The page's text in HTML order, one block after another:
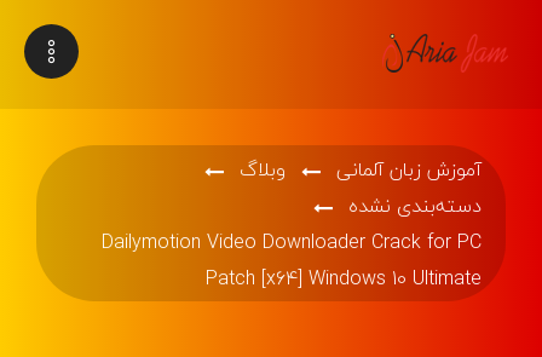
آموزش زبان آلمانی
وبلاگ
دسته‌بندی نشده
Dailymotion Video Downloader Crack for PC
Patch [x64] Windows 10 Ultimate